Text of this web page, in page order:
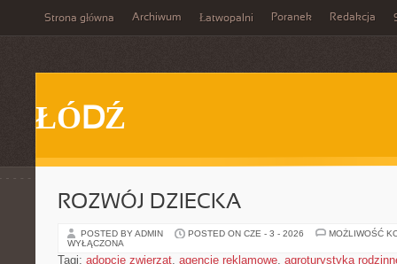
Strona główna Archiwum Łatwopalni Poranek Redakcja
ŁÓDŹ
ROZWÓJ DZIECKA
POSTED BY ADMIN POSTED ON CZE - 3 - 2026
MOŻLIWOŚĆ
WYŁĄCZONA
Tagi: adopcje zwierząt, agencje reklamowe, agroturystyka